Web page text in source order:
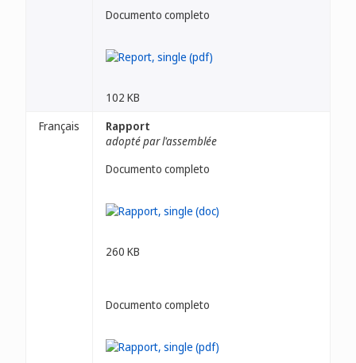
Documento completo
102 KB
Français
Rapport
adopté par l'assemblée
Documento completo
260 KB
Documento completo